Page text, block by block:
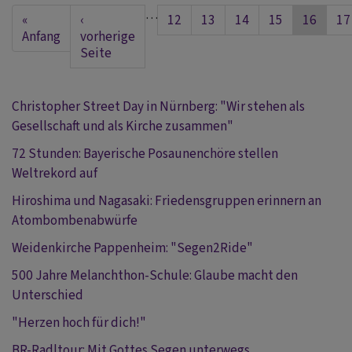
in
Seitennummerierung
First
page
«
Anfang
Vorherige
Seite
‹
vorherige
Seite
… Seite
12 Seite
13 Seite
14 Seite
15
Aktuelle
16 17
Christopher Street Day in Nürnberg: "Wir stehen als
Gesellschaft und als Kirche zusammen"
72 Stunden: Bayerische Posaunenchöre stellen
Weltrekord auf
Hiroshima und Nagasaki: Friedensgruppen erinnern an
Atombombenabwürfe
Weidenkirche Pappenheim: "Segen2Ride"
500 Jahre Melanchthon-Schule: Glaube macht den
Unterschied
"Herzen hoch für dich!"